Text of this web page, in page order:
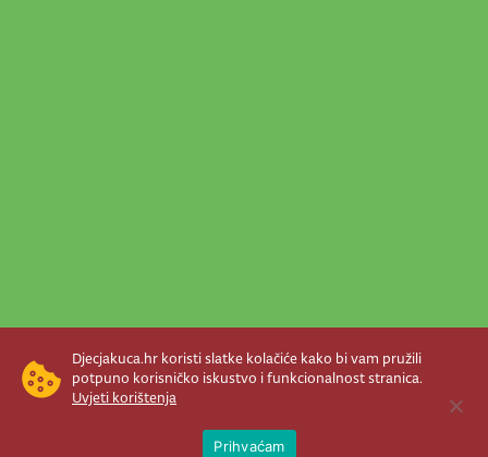
Djecjakuca.hr koristi slatke kolačiće kako bi vam pružili
potpuno korisničko iskustvo i funkcionalnost stranica.
Uvjeti korištenja
Prihvaćam